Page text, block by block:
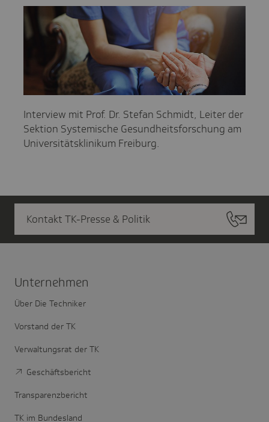
Interview mit Prof. Dr. Stefan Schmidt, Leiter der
Sektion Systemische Gesundheitsforschung am
Universitätsklinikum Freiburg.
Kontakt TK-Presse & Politik
Unter­nehmen
Über Die Techniker
Vorstand der TK
Verwaltungsrat der TK
Geschäftsbericht
Transparenzbericht
TK im Bundesland